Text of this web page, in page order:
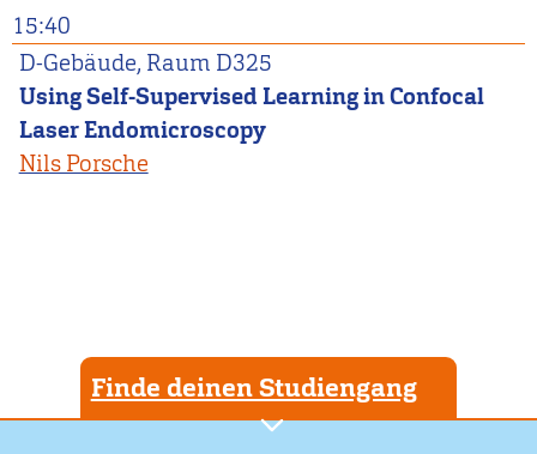
15:40
D-Gebäude, Raum D325
Using Self-Supervised Learning in Confocal
Laser Endomicroscopy
Nils Porsche
Finde deinen Studiengang